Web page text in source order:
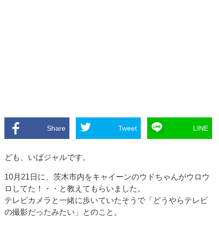
Share Tweet LINE
ども、いばジャルです。
10月21日に、茨木市内をキャイーンのウドちゃんがウロウ
ロしてた！・・と教えてもらいました。
テレビカメラと一緒に歩いていたそうで「どうやらテレビ
の撮影だったみたい」とのこと。